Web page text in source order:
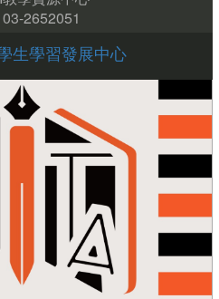
2652051
生學習發展中心